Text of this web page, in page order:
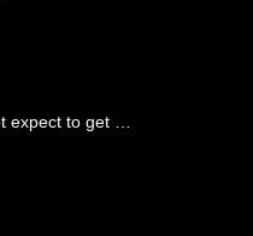
expect to get …